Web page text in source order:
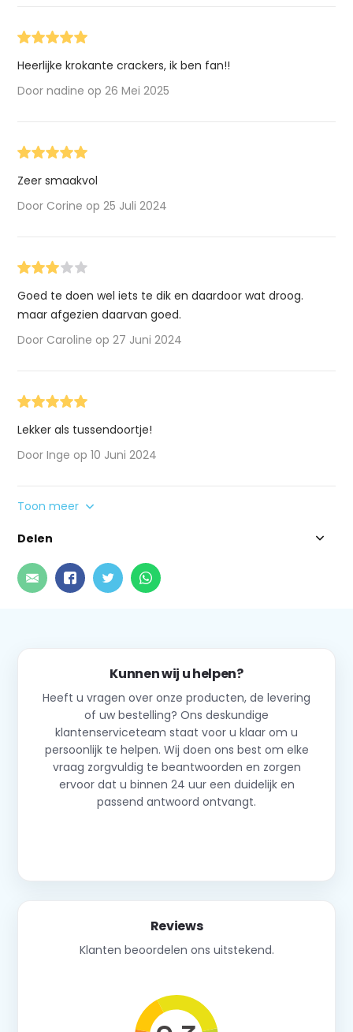
Heerlijke krokante crackers, ik ben fan!!
Door nadine op 26 Mei 2025
Zeer smaakvol
Door Corine op 25 Juli 2024
Goed te doen wel iets te dik en daardoor wat droog.
maar afgezien daarvan goed.
Door Caroline op 27 Juni 2024
Lekker als tussendoortje!
Door Inge op 10 Juni 2024
Toon meer
Delen
Kunnen wij u helpen?
Heeft u vragen over onze producten, de levering
of uw bestelling? Ons deskundige
klantenserviceteam staat voor u klaar om u
persoonlijk te helpen. Wij doen ons best om elke
vraag zorgvuldig te beantwoorden en zorgen
ervoor dat u binnen 24 uur een duidelijk en
passend antwoord ontvangt.
Reviews
Klanten beoordelen ons uitstekend.